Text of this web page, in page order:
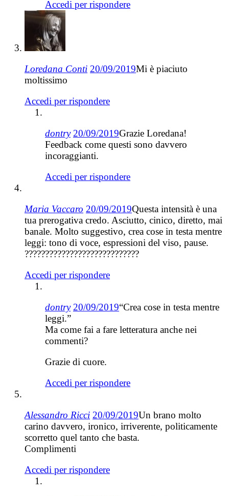
Accedi per rispondere
Loredana Conti 20/09/2019Mi è piaciuto
moltissimo
Accedi per rispondere
dontry 20/09/2019Grazie Loredana!
Feedback come questi sono davvero
incoraggianti.
Accedi per rispondere
Maria Vaccaro 20/09/2019Questa intensità è una
tua prerogativa credo. Asciutto, cinico, diretto, mai
banale. Molto suggestivo, crea cose in testa mentre
leggi: tono di voce, espressioni del viso, pause.
????????????????????????????
Accedi per rispondere
dontry 20/09/2019“Crea cose in testa mentre
leggi.”
Ma come fai a fare letteratura anche nei
commenti?
Grazie di cuore.
Accedi per rispondere
Alessandro Ricci 20/09/2019Un brano molto
carino davvero, ironico, irriverente, politicamente
scorretto quel tanto che basta.
Complimenti
Accedi per rispondere